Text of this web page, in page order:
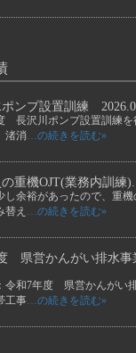
ンプ設置訓練
長沢川ポンプ設置訓練を
渚消…の続きを読む»
重機OJT(業務内訓練
余裕があったので、重機
替え …の続きを読む»
度 県営かんがい排
令和7年度 県営かんがい
工事…の続きを読む»